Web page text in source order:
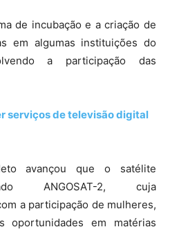
de incubação e a criação de
em algumas instituições do
a participação das
serviços de televisão digital
avançou que o satélite
ANGOSAT-2, cuja
a participação de mulheres,
oportunidades em matérias